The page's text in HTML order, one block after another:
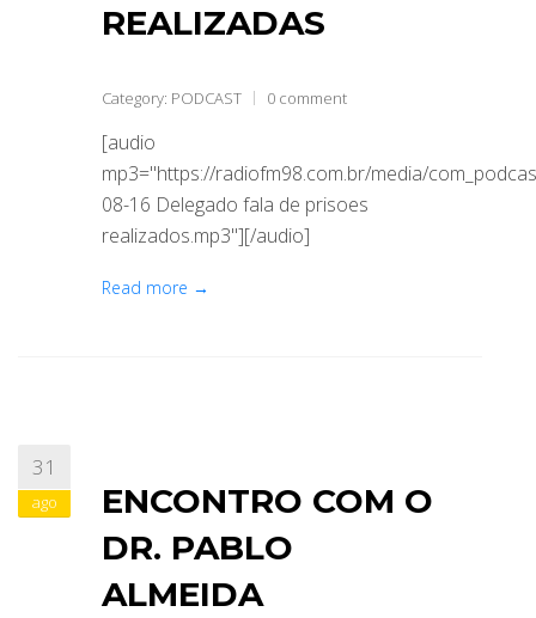
REALIZADAS
Category: PODCAST 0 comment
[audio
mp3="https://radiofm98.com.br/media/
08-16 Delegado fala de prisoes
realizados.mp3"][/audio]
Read more →
31
ago
ENCONTRO COM O
DR. PABLO
ALMEIDA